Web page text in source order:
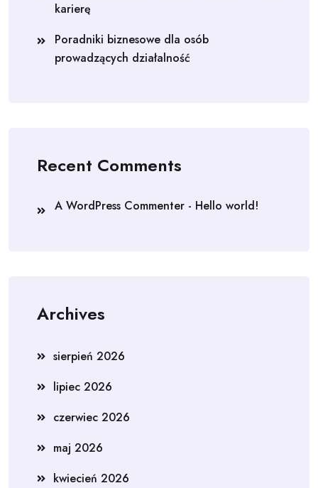
karierę
Poradniki biznesowe dla osób
prowadzących działalność
Recent Comments
A WordPress Commenter - Hello world!
Archives
sierpień 2026
lipiec 2026
czerwiec 2026
maj 2026
kwiecień 2026